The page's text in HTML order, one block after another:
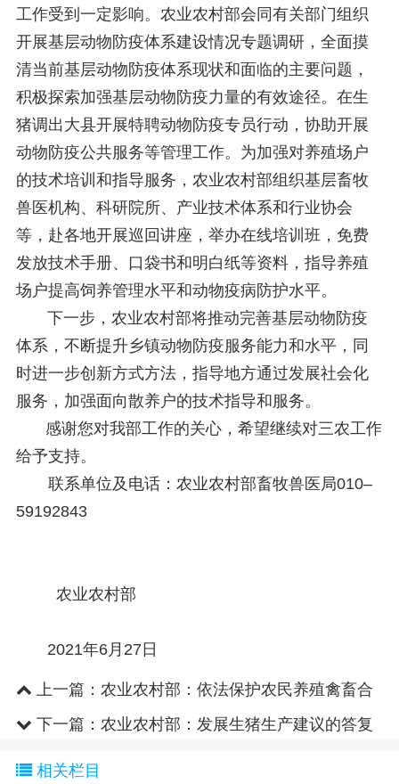
工作受到一定影响。农业农村部会同有关部门组织
开展基层动物防疫体系建设情况专题调研，全面摸
清当前基层动物防疫体系现状和面临的主要问题，
积极探索加强基层动物防疫力量的有效途径。在生
猪调出大县开展特聘动物防疫专员行动，协助开展
动物防疫公共服务等管理工作。为加强对养殖场户
的技术培训和指导服务，农业农村部组织基层畜牧
兽医机构、科研院所、产业技术体系和行业协会
等，赴各地开展巡回讲座，举办在线培训班，免费
发放技术手册、口袋书和明白纸等资料，指导养殖
场户提高饲养管理水平和动物疫病防护水平。
下一步，农业农村部将推动完善基层动物防疫
体系，不断提升乡镇动物防疫服务能力和水平，同
时进一步创新方式方法，指导地方通过发展社会化
服务，加强面向散养户的技术指导和服务。
感谢您对我部工作的关心，希望继续对三农工作
给予支持。
联系单位及电话：农业农村部畜牧兽医局010–
59192843
农业农村部
2021年6月27日
上一篇： 农业农村部：依法保护农民养殖禽畜合
法权益建议的答复
下一篇： 农业农村部：发展生猪生产建议的答复
相关栏目